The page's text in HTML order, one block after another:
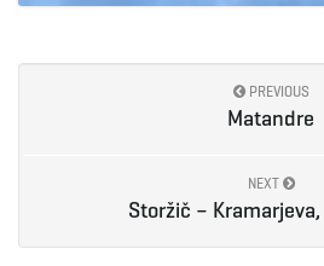
PREVIOUS
Matandre
NEXT
Storžič –